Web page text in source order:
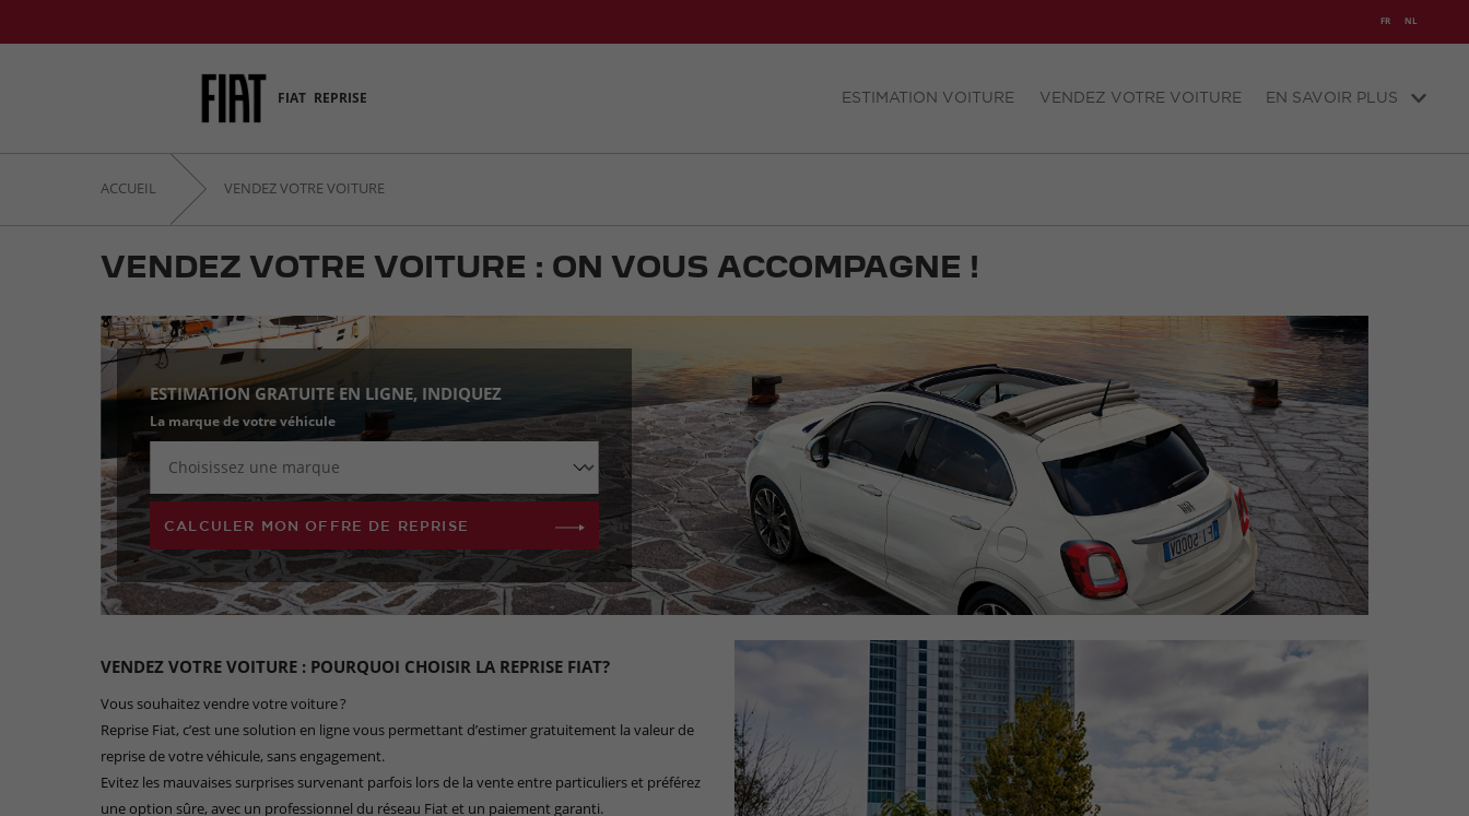
FIAT REPRISE
FR NL
ESTIMATION VOITURE VENDEZ VOTRE VOITURE EN SAVOIR PLUS
ACCUEIL VENDEZ VOTRE VOITURE
VENDEZ VOTRE VOITURE : ON VOUS ACCOMPAGNE !
ESTIMATION GRATUITE EN LIGNE, INDIQUEZ
La marque de votre véhicule
CALCULER MON OFFRE DE REPRISE
VENDEZ VOTRE VOITURE : POURQUOI CHOISIR LA REPRISE FIAT?
Vous souhaitez vendre votre voiture ?
Reprise Fiat, c’est une solution en ligne vous permettant d’estimer gratuitement la valeur de
reprise de votre véhicule, sans engagement.
Evitez les mauvaises surprises survenant parfois lors de la vente entre particuliers et préférez
une option sûre, avec un professionnel du réseau Fiat et un paiement garanti.